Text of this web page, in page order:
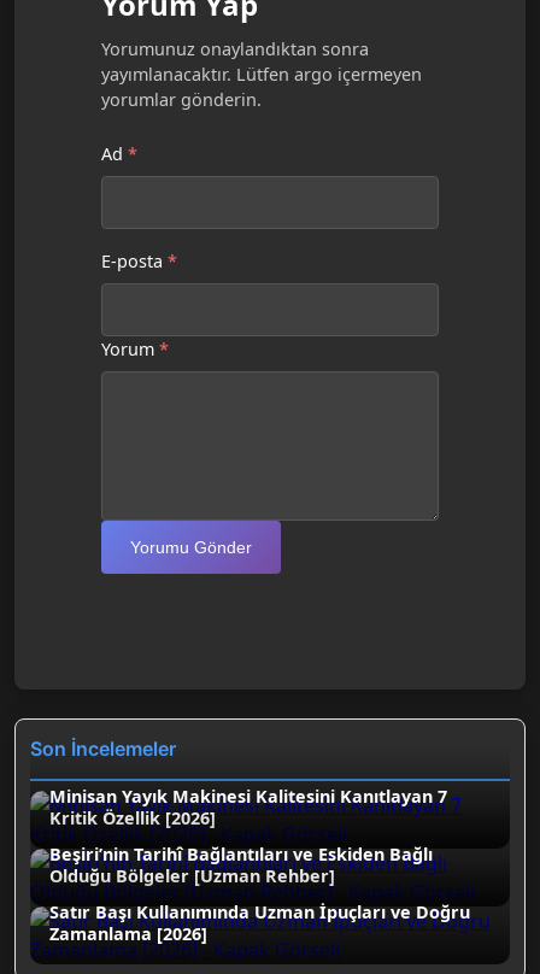
Yorumunuz onaylandıktan sonra
yayımlanacaktır. Lütfen argo içermeyen
yorumlar gönderin.
Ad *
E-posta *
Yorum *
Yorumu Gönder
Son İncelemeler
Minisan Yayık Makinesi Kalitesini Kanıtlayan 7
Kritik Özellik [2026]
Beşiri’nin Tarihî Bağlantıları ve Eskiden Bağlı
Olduğu Bölgeler [Uzman Rehber]
Satır Başı Kullanımında Uzman İpuçları ve Doğru
Zamanlama [2026]